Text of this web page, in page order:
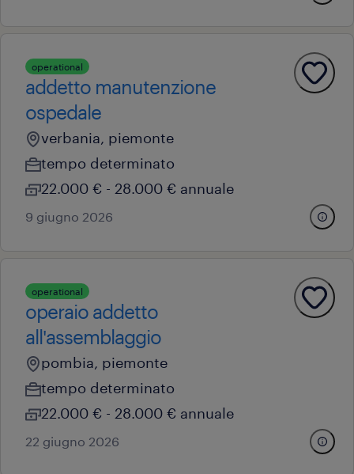
operational
addetto manutenzione
ospedale
verbania, piemonte
tempo determinato
22.000 € - 28.000 € annuale
9 giugno 2026
operational
operaio addetto
all'assemblaggio
pombia, piemonte
tempo determinato
22.000 € - 28.000 € annuale
22 giugno 2026